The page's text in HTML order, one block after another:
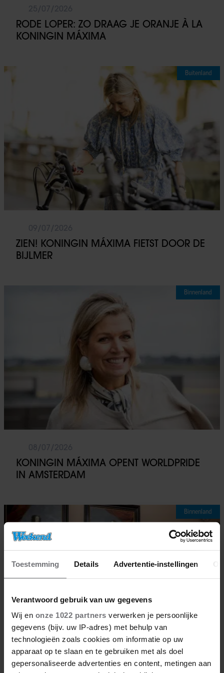
Toestemming Details Advertentie-instellingen
Verantwoord gebruik van uw gegevens
Wij en onze 1022 partners verwerken je persoonlijke
gegevens (bijv. uw IP-adres) met behulp van
technologieën zoals cookies om informatie op uw
apparaat op te slaan en te gebruiken met als doel
gepersonaliseerde advertenties en content, metingen aan
RODE LOPER: ZO DRAAG JE ORANJE À LA
KONINGIN MÁXIMA
Buitenland
ZIEN! KONINGIN MÁXIMA FIETST DOOR DE
BIJLMER
Binnenland
KONINGIN MÁXIMA OPENT WORLDPRIDE
IN AMSTERDAM
Binnenland
07/07/2026